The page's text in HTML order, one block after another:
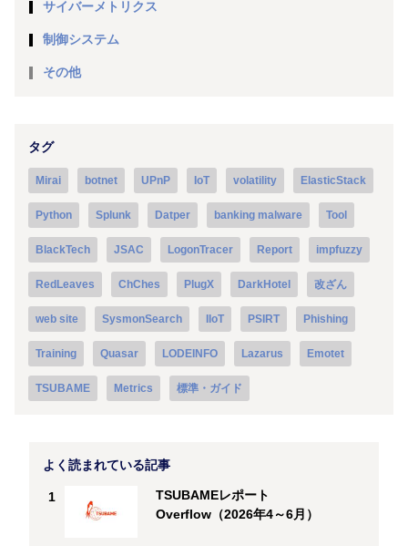
サイバーメトリクス
制御システム
その他
タグ
Mirai botnet UPnP IoT volatility ElasticStack
Python Splunk Datper banking malware Tool
BlackTech JSAC LogonTracer Report impfuzzy
RedLeaves ChChes PlugX DarkHotel 改ざん
web site SysmonSearch IIoT PSIRT Phishing
Training Quasar LODEINFO Lazarus Emotet
TSUBAME Metrics 標準・ガイド
よく読まれている記事
1
TSUBAMEレポート
Overflow（2026年4～6月）